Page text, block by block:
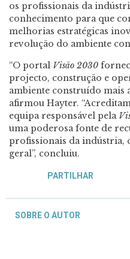
os profissionais da
conhecimento para que
melhorias estratégicas
revolução do ambiente
“O portal Visão 2030
projecto, construção e
ambiente construído mais
afirmou Hayter.
equipa responsável pela
uma poderosa fonte de
profissionais da indústria,
geral”, concluiu.
PARTILHAR
SOBRE O AUTOR